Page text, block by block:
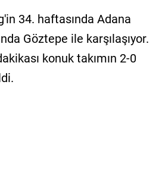
34. haftasında Adana
Göztepe ile karşılaşıyor.
konuk takımın 2-0